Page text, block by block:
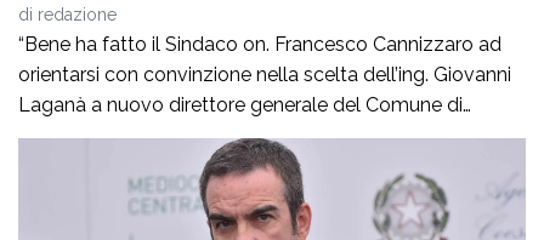
di redazione
“Bene ha fatto il Sindaco on. Francesco Cannizzaro ad
orientarsi con convinzione nella scelta dell’ing. Giovanni
Laganà a nuovo direttore generale del Comune di
Reggio in questa fase storica. Un manager di altissimo
profilo che avendo maturato con successo esperienze in
ruoli di alta responsabilità sia sul versante tecnico che in
quello amministrativo -contabile costituisce […]